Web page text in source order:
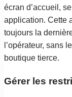
écran d’accueil,
application. Cette
toujours la
l’opérateur, sans
boutique tierce.
Gérer les